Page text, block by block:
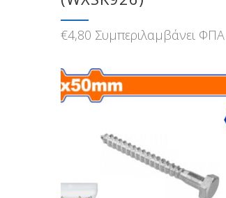
€4,80 Συμπεριλαμβάνει ΦΠΑ